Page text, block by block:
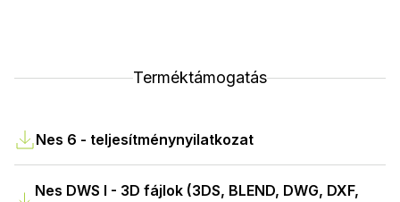
Terméktámogatás
Nes 6 - teljesítménynyilatkozat
Nes DWS I - 3D fájlok (3DS, BLEND, DWG, DXF,